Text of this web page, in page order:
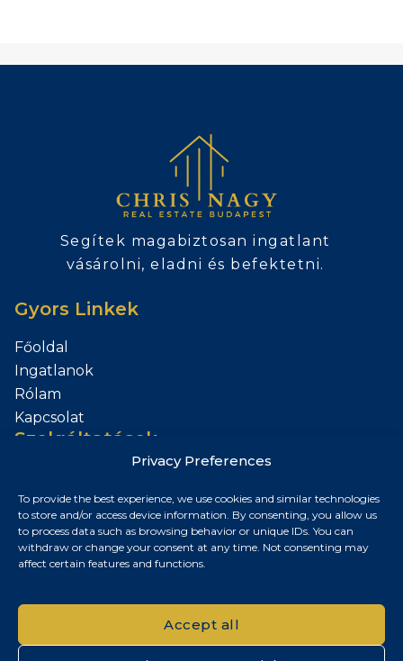
Privacy Preferences
To provide the best experience, we use cookies and similar technologies
to store and/or access device information. By consenting, you allow us
to process data such as browsing behavior or unique IDs. You can
withdraw or change your consent at any time. Not consenting may
affect certain features and functions.
Accept all
Segítek magabiztosan ingatlant
vásárolni, eladni és befektetni.
Gyors Linkek
Főoldal
Ingatlanok
Rólam
Kapcsolat
Szolgáltatások
Kapcsolat
Budapest, Magyarország
+36 30 687 6790